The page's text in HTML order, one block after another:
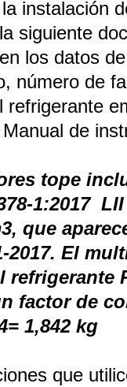
instalación
siguiente
los datos
número de
refrigerante
de
tope
1:2017
que
2017. El
refrigerante
factor de
1,842 kg
que